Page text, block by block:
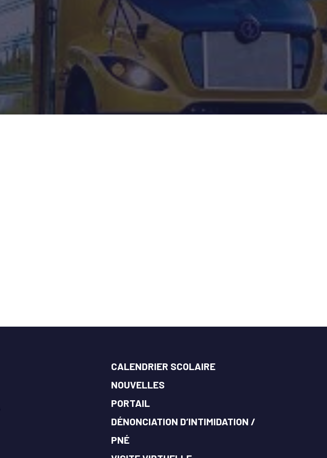
CALENDRIER SCOLAIRE
NOUVELLES
PORTAIL
DÉNONCIATION D’INTIMIDATION /
PNÉ